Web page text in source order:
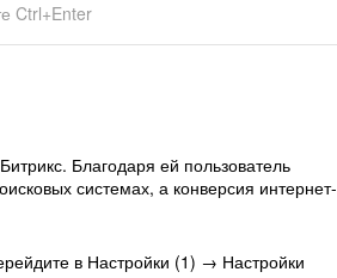
Ctrl+Enter
Благодаря ей пользователь
системах, а конверсия интернет-
в Настройки (1) → Настройки